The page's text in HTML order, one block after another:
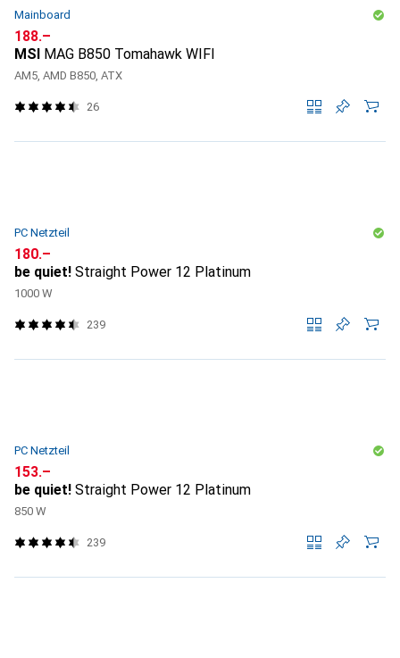
Mainboard
CHF
188.–
MSI
MAG B850 Tomahawk WIFI
AM5, AMD B850, ATX
26
PC Netzteil
CHF
180.–
be quiet! Straight Power 12 Platinum
1000 W
239
PC Netzteil
CHF
153.–
be quiet! Straight Power 12 Platinum
850 W
239